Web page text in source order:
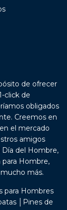
de ofrecer
click de
obligados
Creemos en
el mercado
amigos
Día del Hombre,
para Hombre,
más.
para Hombres
│Pines de